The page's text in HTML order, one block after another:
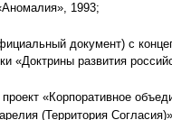
1993;
документ) с
«Доктрины развития
«Корпоративное
(Территория